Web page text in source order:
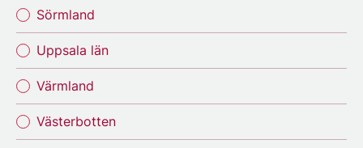
Sörmland
Uppsala län
Värmland
Västerbotten